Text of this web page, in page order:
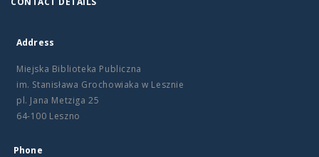
Address
Miejska Biblioteka Publiczna
im. Stanisława Grochowiaka w Lesznie
pl. Jana Metziga 25
64-100 Leszno
Phone